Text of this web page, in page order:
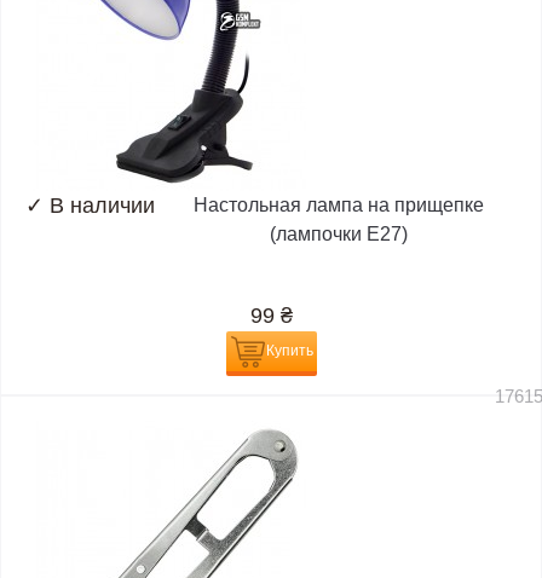
✓ В наличии
Настольная лампа на прищепке
(лампочки E27)
99 ₴
Купить